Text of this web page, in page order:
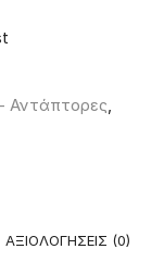
Αντάπτορες,
ΑΞΙΟΛΟΓΉΣΕΙΣ (0)